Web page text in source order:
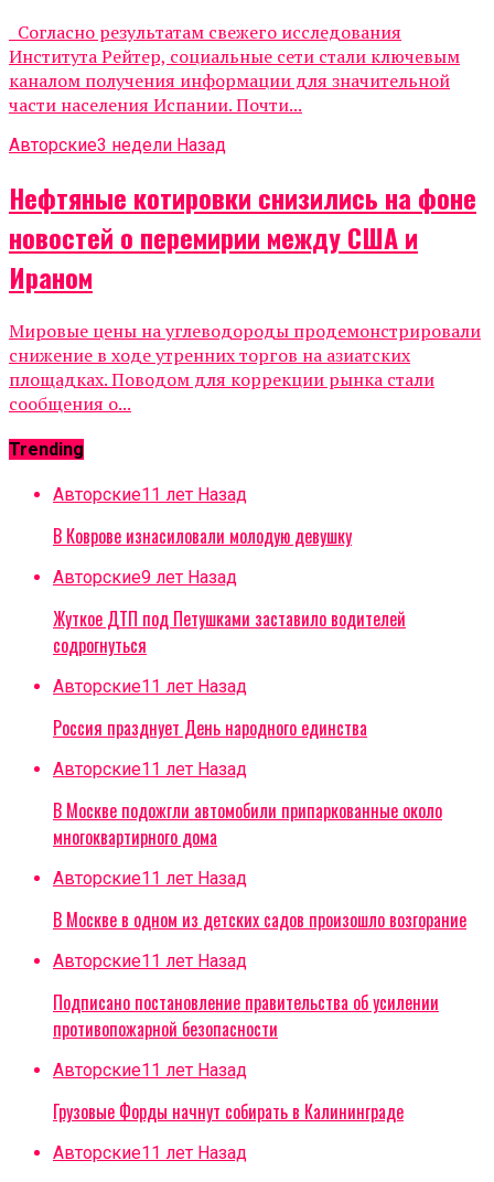
Согласно результатам свежего исследования
Института Рейтер, социальные сети стали ключевым
каналом получения информации для значительной
части населения Испании. Почти...
Авторские3 недели Назад
Нефтяные котировки снизились на фоне
новостей о перемирии между США и
Ираном
Мировые цены на углеводороды продемонстрировали
снижение в ходе утренних торгов на азиатских
площадках. Поводом для коррекции рынка стали
сообщения о...
Trending
Авторские11 лет Назад
В Коврове изнасиловали молодую девушку
Авторские9 лет Назад
Жуткое ДТП под Петушками заставило водителей
содрогнуться
Авторские11 лет Назад
Россия празднует День народного единства
Авторские11 лет Назад
В Москве подожгли автомобили припаркованные около
многоквартирного дома
Авторские11 лет Назад
В Москве в одном из детских садов произошло возгорание
Авторские11 лет Назад
Подписано постановление правительства об усилении
противопожарной безопасности
Авторские11 лет Назад
Грузовые Форды начнут собирать в Калининграде
Авторские11 лет Назад